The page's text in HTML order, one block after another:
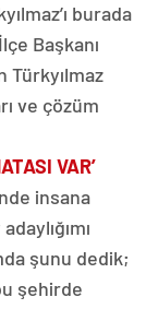
burada
Başkanı
Türkyılmaz
ve çözüm
VAR’
insana
şunu dedik;
şehirde